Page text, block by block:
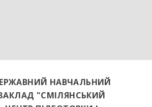
майбутніх фахівцях. […]
НАВЧАЛЬНИЙ
"СМІЛЯНСЬКИЙ